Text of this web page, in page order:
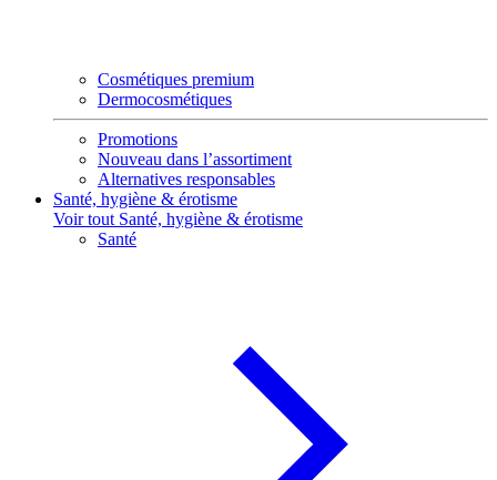
Cosmétiques premium
Dermocosmétiques
Promotions
Nouveau dans l’assortiment
Alternatives responsables
Santé, hygiène & érotisme
Voir tout Santé, hygiène & érotisme
Santé